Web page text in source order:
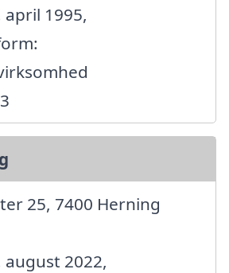
1995,
25, 7400 Herning
2022,